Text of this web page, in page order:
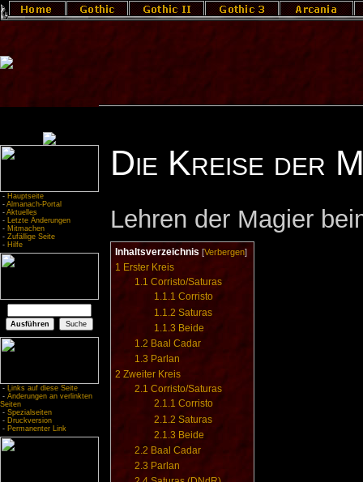
- Hauptseite
- Almanach-Portal
- Aktuelles
- Letzte Änderungen
- Mitmachen
- Zufällige Seite
- Hilfe
- Links auf diese Seite
- Änderungen an verlinkten
Seiten
- Spezialseiten
- Druckversion
- Permanenter Link
Die Kreise der
Lehren der Magier
Inhaltsverzeichnis [Verbergen]
1 Erster Kreis
1.1 Corristo/Saturas
1.1.1 Corristo
1.1.2 Saturas
1.1.3 Beide
1.2 Baal Cadar
1.3 Parlan
2 Zweiter Kreis
2.1 Corristo/Saturas
2.1.1 Corristo
2.1.2 Saturas
2.1.3 Beide
2.2 Baal Cadar
2.3 Parlan